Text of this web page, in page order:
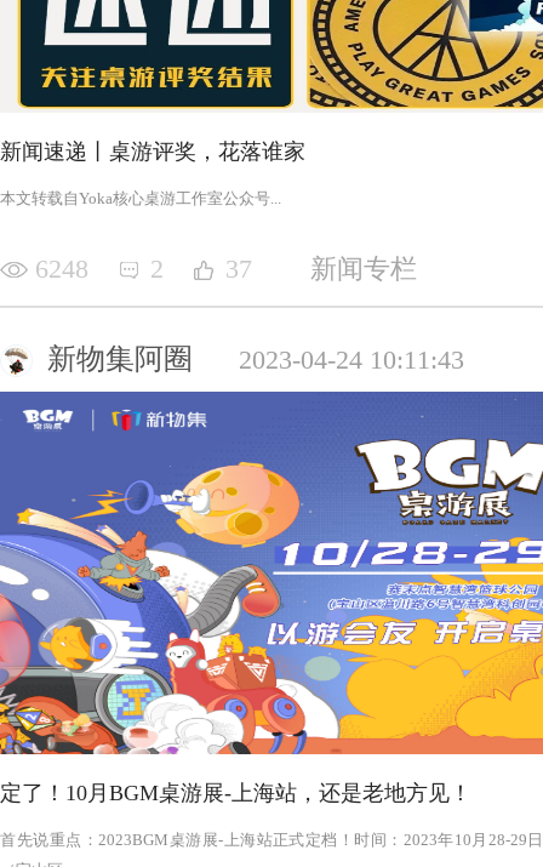
新闻速递丨桌游评奖，花落谁家
‍‍‍‍‍‍‍‍‍‍‍‍‍‍‍‍‍‍‍‍本文转载自Yoka核心桌游工作室公众号‍‍‍...
6248 2 37 新闻专栏
新物集阿圈 2023-04-24 10:11:43
定了！10月BGM桌游展-上海站，还是老地方见！
首先说重点：2023BGM桌游展-上海站正式定档！时间：2023年10月28-29